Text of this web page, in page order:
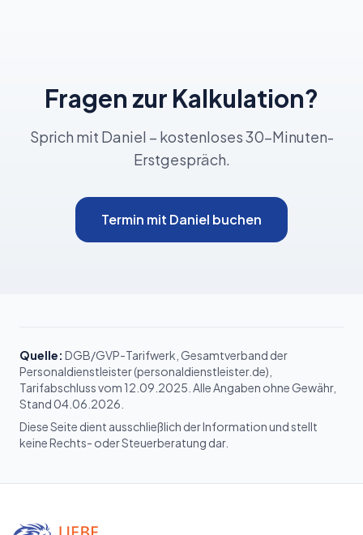
Fragen zur Kalkulation?
Sprich mit Daniel – kostenloses 30-Minuten-
Erstgespräch.
Termin mit Daniel buchen
Quelle: DGB/GVP-Tarifwerk, Gesamtverband der
Personaldienstleister (personaldienstleister.de),
Tarifabschluss vom 12.09.2025. Alle Angaben ohne Gewähr,
Stand 04.06.2026.
Diese Seite dient ausschließlich der Information und stellt
keine Rechts- oder Steuerberatung dar.